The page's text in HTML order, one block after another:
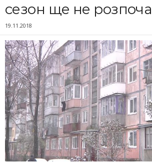
сезон ще не
19.11.2018